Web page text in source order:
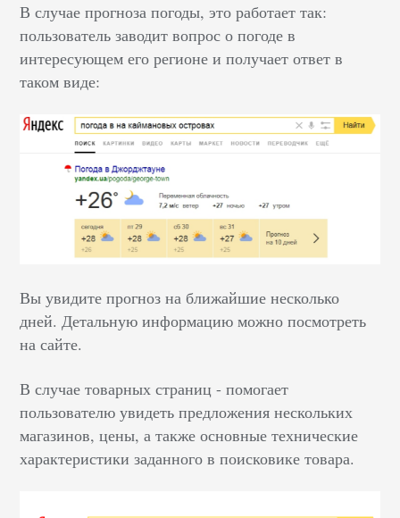
В случае прогноза погоды, это работает так:
пользователь заводит вопрос о погоде в
интересующем его регионе и получает ответ в
таком виде:
Вы увидите прогноз на ближайшие несколько
дней. Детальную информацию можно посмотреть
на сайте.
В случае товарных страниц - помогает
пользователю увидеть предложения нескольких
магазинов, цены, а также основные технические
характеристики заданного в поисковике товара.